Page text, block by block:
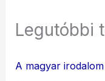
Legutóbbi
A magyar